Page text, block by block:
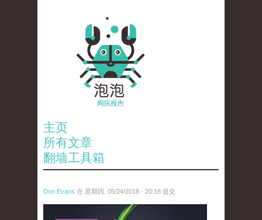
主页
所有文章
翻墙工具箱
Don Evans 在 星期四, 05/24/2018 - 20:18 提交
wechatimg1098.jpeg